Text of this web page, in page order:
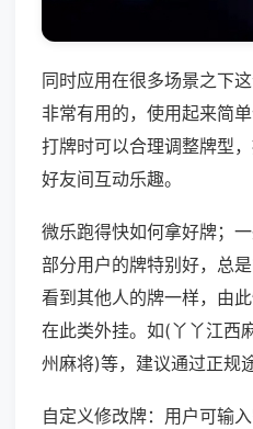
同时应用在很多场景之下
非常有用的，使用起来简
打牌时可以合理调整牌型
好友间互动乐趣。
微乐跑得快如何拿好牌；
部分用户的牌特别好，总
看到其他人的牌一样，由
在此类外挂。如(丫丫江西
州麻将)等，建议通过正规
自定义修改牌：用户可输